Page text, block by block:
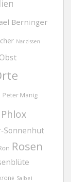
Berninger
Narzissen
Obst
Peter Manig
Phlox
Sonnenhut
Rosen
Salbei